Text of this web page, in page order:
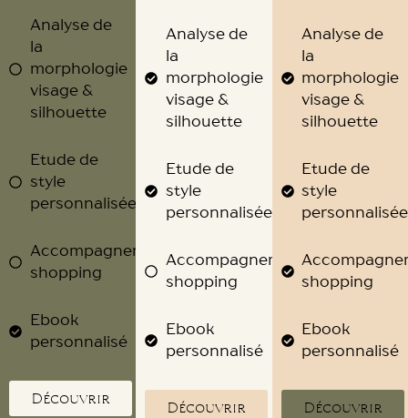
Analyse de
la
morphologie
visage &
silhouette
Etude de
style
personnalisée
Accompagnement
shopping
Ebook
personnalisé
Découvrir
Analyse de
la
morphologie
visage &
silhouette
Etude de
style
personnalisée
Accompagnement
shopping
Ebook
personnalisé
Découvrir
Analyse de
la
morphologie
visage &
silhouette
Etude de
style
personnalisée
shopping
Ebook
personnalisé
Découvrir